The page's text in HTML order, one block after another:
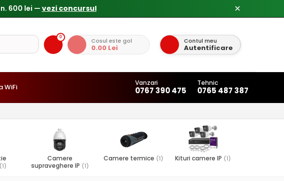
✕
0 Cosul este gol
0.00 Lei
Contul meu
Autentificare
WiFi Vanzari
0767 390 475
Tehnic
0765 487 387
(1)
Camere
supraveghere IP (1)
Camere termice (1) Kituri camere IP (1)